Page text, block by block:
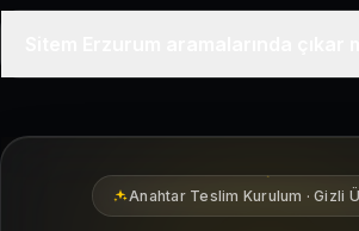
Erzurum bölgesindeki yerel müşterilerin
Anahtar Teslim Kurulum · Gizli